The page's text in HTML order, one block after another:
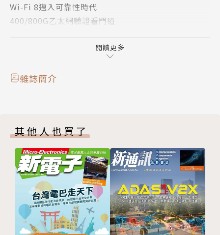
Wi-Fi 8邁入可靠性時代
400/800G乙太網驗證看門道
觸控顯示功能進駐EV充電站
多相機同步曝光設計精準融合
AI智慧工廠部署策略論壇特別報導
量子威脅近逼 關鍵場域強化防線
負責任AI治理與評測關鍵解析
藍牙資安防護逐步完善
產品搶鮮報
產業即時通
閱讀更多
雜誌簡介
其他人也買了